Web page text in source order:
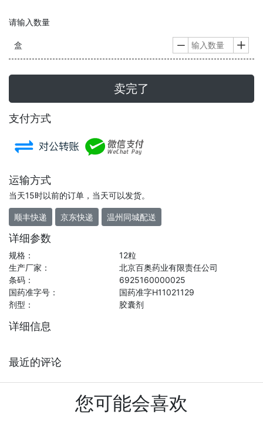
请输入数量
盒  
卖完了
支付方式
运输方式
当天15时以前的订单，当天可以发货。
顺丰快递 京东快递 温州同城配送
详细参数
规格：
12粒
生产厂家：
北京百奥药业有限责任公司
条码：
6925160000025
国药准字号：
国药准字H11021129
剂型：
胶囊剂
详细信息
最近的评论
您可能会喜欢